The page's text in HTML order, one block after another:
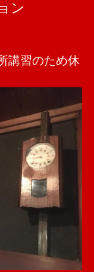
ン
講習のため休